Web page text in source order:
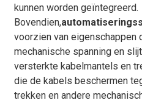
kunnen worden geïntegreerd.
Bovendien,
voorzien van eigenschappen
mechanische spanning en
versterkte kabelmantels en
die de kabels beschermen
trekken en andere